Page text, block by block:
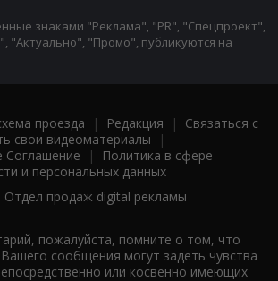
знаками "Реклама", "PR", "Спецпроект",
"Актуально", "Промо", публикуются на
проезда | Редакция | Связаться с
свои видеоматериалы |
Соглашение |
Политика в сфере
и персональных данных
Отдел продаж digital рекламы
пожалуйста, помните о том, что
сообщения могут задеть чувства
или косвенно имеющих